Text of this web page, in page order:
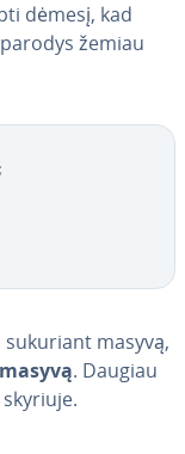
dėmesį, kad
žemiau
;
masyvą,
. Daugiau